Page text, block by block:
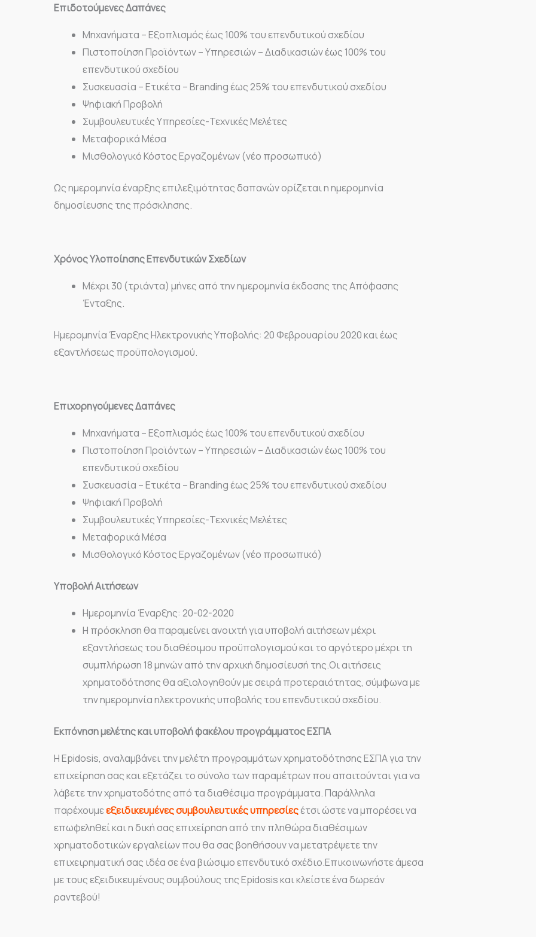
Επιδοτούμενες Δαπάνες
Μηχανήματα – Εξοπλισμός έως 100% του επενδυτικού σχεδίου
Πιστοποίηση Προϊόντων – Υπηρεσιών – Διαδικασιών έως 100% του
επενδυτικού σχεδίου
Συσκευασία – Ετικέτα – Branding έως 25% του επενδυτικού σχεδίου
Ψηφιακή Προβολή
Συμβουλευτικές Υπηρεσίες-Τεχνικές Μελέτες
Μεταφορικά Μέσα
Μισθολογικό Κόστος Εργαζομένων (νέο προσωπικό)
Ως ημερομηνία έναρξης επιλεξιμότητας δαπανών ορίζεται η ημερομηνία
δημοσίευσης της πρόσκλησης.
Χρόνος Υλοποίησης Επενδυτικών Σχεδίων
Μέχρι 30 (τριάντα) μήνες από την ημερομηνία έκδοσης της Απόφασης
Ένταξης.
Ημερομηνία Έναρξης Ηλεκτρονικής Υποβολής: 20 Φεβρουαρίου 2020 και έως
εξαντλήσεως προϋπολογισμού.
Επιχορηγούμενες Δαπάνες
Μηχανήματα – Εξοπλισμός έως 100% του επενδυτικού σχεδίου
Πιστοποίηση Προϊόντων – Υπηρεσιών – Διαδικασιών έως 100% του
επενδυτικού σχεδίου
Συσκευασία – Ετικέτα – Branding έως 25% του επενδυτικού σχεδίου
Ψηφιακή Προβολή
Συμβουλευτικές Υπηρεσίες-Τεχνικές Μελέτες
Μεταφορικά Μέσα
Μισθολογικό Κόστος Εργαζομένων (νέο προσωπικό)
Υποβολή Αιτήσεων
Ημερομηνία Έναρξης: 20-02-2020
Η πρόσκληση θα παραμείνει ανοιχτή για υποβολή αιτήσεων μέχρι
εξαντλήσεως του διαθέσιμου προϋπολογισμού και το αργότερο μέχρι τη
συμπλήρωση 18 μηνών από την αρχική δημοσίευσή της.Οι αιτήσεις
χρηματοδότησης θα αξιολογηθούν με σειρά προτεραιότητας, σύμφωνα με
την ημερομηνία ηλεκτρονικής υποβολής του επενδυτικού σχεδίου.
Εκπόνηση μελέτης και υποβολή φακέλου προγράμματος ΕΣΠΑ
Η Epidosis, αναλαμβάνει την μελέτη προγραμμάτων χρηματοδότησης ΕΣΠΑ για την
επιχείρηση σας και εξετάζει το σύνολο των παραμέτρων που απαιτούνται για να
λάβετε την χρηματοδότης από τα διαθέσιμα προγράμματα. Παράλληλα
παρέχουμεεξειδικευμένες συμβουλευτικές υπηρεσίεςέτσι ώστε να μπορέσει να
επωφεληθεί και η δική σας επιχείρηση από την πληθώρα διαθέσιμων
χρηματοδοτικών εργαλείων που θα σας βοηθήσουν να μετατρέψετε την
επιχειρηματική σας ιδέα σε ένα βιώσιμο επενδυτικό σχέδιο.Επικοινωνήστε άμεσα
με τους εξειδικευμένους συμβούλους της Epidosis και κλείστε ένα δωρεάν
ραντεβού!